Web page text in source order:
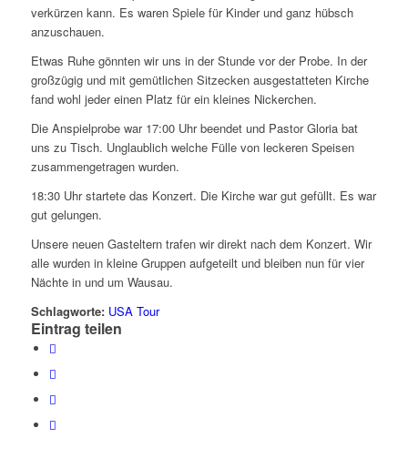
verkürzen kann. Es waren Spiele für Kinder und ganz hübsch
anzuschauen.
Etwas Ruhe gönnten wir uns in der Stunde vor der Probe. In der
großzügig und mit gemütlichen Sitzecken ausgestatteten Kirche
fand wohl jeder einen Platz für ein kleines Nickerchen.
Die Anspielprobe war 17:00 Uhr beendet und Pastor Gloria bat
uns zu Tisch. Unglaublich welche Fülle von leckeren Speisen
zusammengetragen wurden.
18:30 Uhr startete das Konzert. Die Kirche war gut gefüllt. Es war
gut gelungen.
Unsere neuen Gasteltern trafen wir direkt nach dem Konzert. Wir
alle wurden in kleine Gruppen aufgeteilt und bleiben nun für vier
Nächte in und um Wausau.
Schlagworte: USA Tour
Eintrag teilen